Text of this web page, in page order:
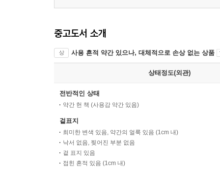
중고도서 소개
상 사용 흔적 약간 있으나, 대체적으로 손상 없는 상품
상태정도(외관)
전반적인 상태
약간 헌 책 (사용감 약간 있음)
겉표지
희미한 변색 있음, 약간의 얼룩 있음 (1cm 내)
낙서 없음, 찢어진 부분 없음
겉 표지 있음
접힌 흔적 있음 (1cm 내)